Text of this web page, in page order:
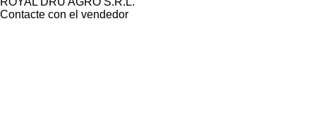
Contacte con el vendedor